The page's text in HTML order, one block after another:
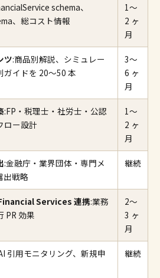
schema、
、総コスト情報
1〜
2 ヶ
月
ツ:商品別解説、シミュレー
ガイドを 20〜50 本
3〜
6 ヶ
月
:FP・税理士・社労士・公認
ロー設計
1〜
2 ヶ
月
:金融庁・業界団体・専門メ
出戦略
継続
Services 連携:業務
PR 効果
2〜
3 ヶ
月
引用モニタリング、新規申
継続